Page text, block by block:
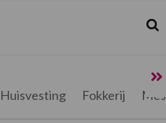
Huisvesting Fokkerij